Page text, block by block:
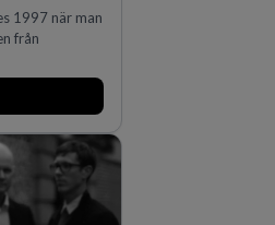
1997 när man
från
dess har
antal
av Volvo
på 20